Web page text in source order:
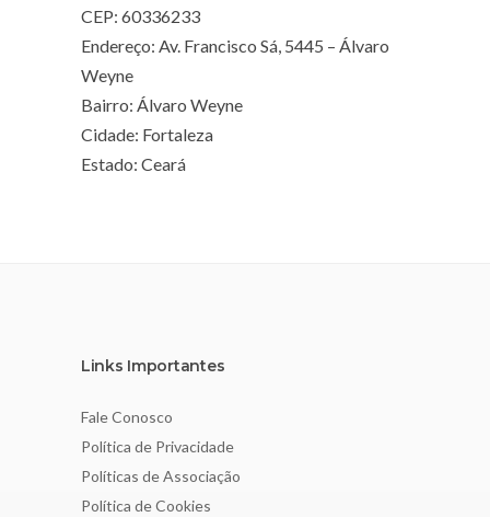
CEP: 60336233
Endereço: Av. Francisco Sá, 5445 – Álvaro
Weyne
Bairro: Álvaro Weyne
Cidade: Fortaleza
Estado: Ceará
Links Importantes
Fale Conosco
Política de Privacidade
Políticas de Associação
Política de Cookies